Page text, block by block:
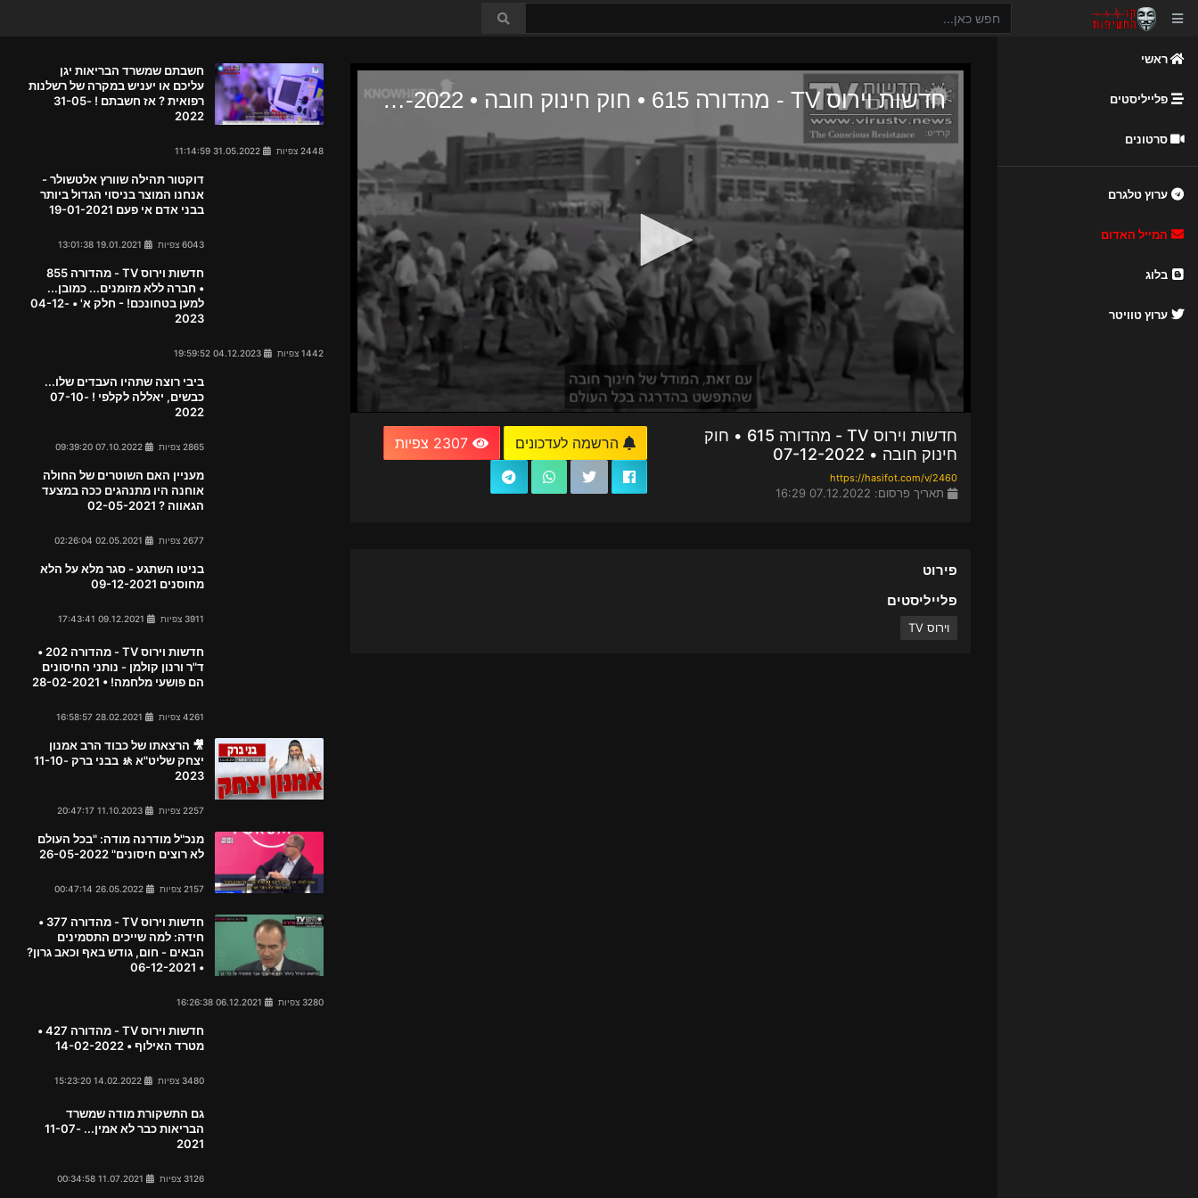
ראשי
פלייליסטים
סרטונים
ערוץ טלגרם
המייל האדום
בלוג
ערוץ טוויטר
חדשות וירוס TV - מהדורה 615 • חוק
חינוק חובה • 07-12-2022
https://hasifot.com/v/2460
תאריך פרסום: 07.12.2022 16:29
הרשמה לעדכונים
פירוט
פלייליסטים
וירוס TV
חשבתם שמשרד הבריאות יגן
עליכם או יעניש במקרה של רשלנות
רפואית ? אז חשבתם ! 31-05-
2022
2448 צפיות
דוקטור תהילה שוורץ אלטשולר -
אנחנו המוצר בניסוי הגדול ביותר
בבני אדם אי פעם 19-01-2021
6043 צפיות
חדשות וירוס TV - מהדורה 855
• חברה ללא מזומנים... כמובן...
למען בטחונכם! - חלק א' • 04-12-
2023
1442 צפיות
ביבי רוצה שתהיו העבדים שלו...
כבשים, יאללה לקלפי ! 07-10-
2022
2865 צפיות
מעניין האם השוטרים של החולה
אוחנה היו מתנהגים ככה במצעד
הגאווה ? 02-05-2021
2677 צפיות
בניטו השתגע - סגר מלא על הלא
מחוסנים 09-12-2021
3911 צפיות
חדשות וירוס TV - מהדורה 202 •
ד"ר ורנון קולמן - נותני החיסונים
הם פושעי מלחמה! • 28-02-2021
4261 צפיות
🎥 הרצאתו של כבוד הרב אמנון
יצחק שליט"א 🚸 בבני ברק 11-10-
2023
2257 צפיות
מנכ"ל מודרנה מודה: "בכל העולם
לא רוצים חיסונים" 26-05-2022
2157 צפיות
חדשות וירוס TV - מהדורה 377 •
חידה: למה שייכים התסמינים
הבאים - חום, גודש באף וכאב גרון?
• 06-12-2021
3280 צפיות
חדשות וירוס TV - מהדורה 427 •
מטרד האילוף • 14-02-2022
3480 צפיות
גם התשקורת מודה שמשרד
הבריאות כבר לא אמין... 11-07-
2021
3126 צפיות